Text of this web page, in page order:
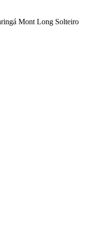
Mont Long Solteiro